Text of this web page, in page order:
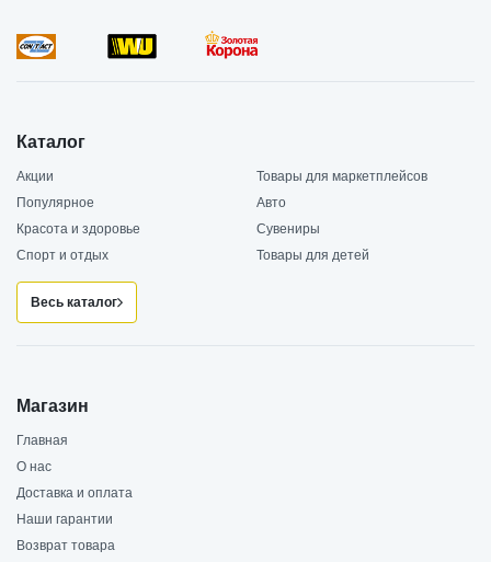
Каталог
Акции
Товары для маркетплейсов
Популярное
Авто
Красота и здоровье
Сувениры
Спорт и отдых
Товары для детей
Весь каталог
Магазин
Главная
О нас
Доставка и оплата
Наши гарантии
Возврат товара